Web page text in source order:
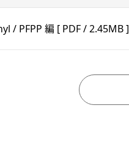
/ PFPP 編 [ PDF / 2.45MB ]